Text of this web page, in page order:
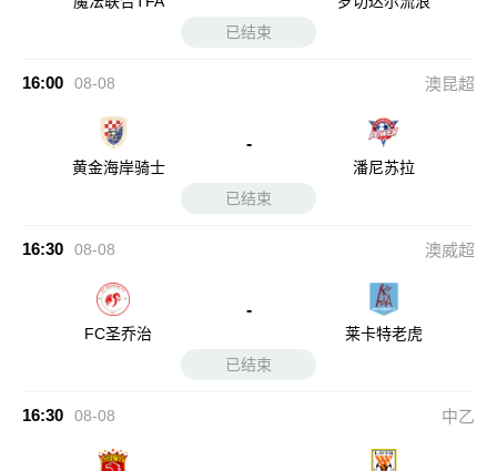
已结束
16:00 08-08 澳昆超
黄金海岸骑士
-
潘尼苏拉
已结束
16:30 08-08 澳威超
FC圣乔治
-
莱卡特老虎
已结束
16:30 08-08 中乙